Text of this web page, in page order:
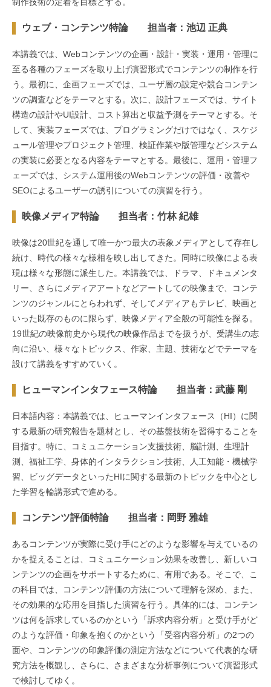
ウェブ・コンテンツ特論 担当者：池辺 正典
本講義では、Webコンテンツの企画・設計・実装・運用・管理に
至る各種のフェーズを取り上げ演習形式でコンテンツの制作を行
う。最初に、企画フェーズでは、ユーザ層の設定や競合コンテン
ツの調査などをテーマとする。次に、設計フェーズでは、サイト
構造の設計やUI設計、コスト算出と収益予測をテーマとする。そ
して、実装フェーズでは、プログラミングだけではなく、スケジ
ュール管理やプロジェクト管理、検証作業や版管理などシステム
の実装に必要となる内容をテーマとする。最後に、運用・管理フ
ェーズでは、システム運用後のWebコンテンツの評価・改善や
SEOによるユーザーの誘引についての演習を行う。
映像メディア特論 担当者：竹林 紀雄
映像は20世紀を通して唯一かつ最大の表象メディアとして存在し
続け、時代の様々な様相を映し出してきた。同時に映像による表
現は様々な形態に派生した。本講義では、ドラマ、ドキュメンタ
リー、さらにメディアアートなどアートしての映像まで、コンテ
ンツのジャンルにとらわれず、そしてメディアもテレビ、映画と
いった既存のものに限らず、映像メディア全般の可能性を探る。
19世紀の映像前史から現代の映像作品までを扱うが、受講生の志
向に沿い、様々なトピックス、作家、主題、技術などでテーマを
設けて講義をすすめていく。
ヒューマンインタフェース特論 担当者：武藤 剛
日本語内容：本講義では、ヒューマンインタフェース（HI）に関
する最新の研究報告を題材とし、その基盤技術を習得することを
目指す。特に、コミュニケーション支援技術、脳計測、生理計
測、福祉工学、身体的インタラクション技術、人工知能・機械学
習、ビッグデータといったHIに関する最新のトピックを中心とし
た学習を輪講形式で進める。
コンテンツ評価特論 担当者：岡野 雅雄
あるコンテンツが実際に受け手にどのような影響を与えているの
かを捉えることは、コミュニケーション効果を改善し、新しいコ
ンテンツの企画をサポートするために、有用である。そこで、こ
の科目では、コンテンツ評価の方法について理解を深め、また、
その効果的な応用を目指した演習を行う。具体的には、コンテン
ツは何を訴求しているのかという「訴求内容分析」と受け手がど
のような評価・印象を抱くのかという「受容内容分析」の2つの
面や、コンテンツの印象評価の測定方法などについて代表的な研
究方法を概観し、さらに、さまざまな分析事例について演習形式
で検討してゆく。